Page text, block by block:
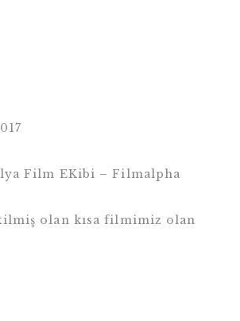
Film EKibi – Filmalpha
olan kısa filmimiz olan